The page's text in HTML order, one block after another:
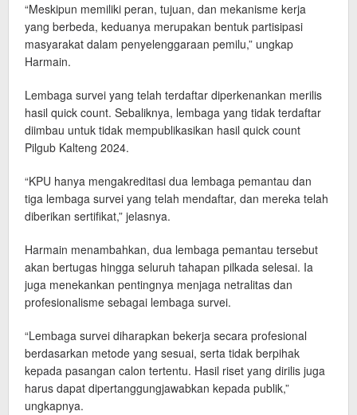
“Meskipun memiliki peran, tujuan, dan mekanisme kerja
yang berbeda, keduanya merupakan bentuk partisipasi
masyarakat dalam penyelenggaraan pemilu,” ungkap
Harmain.
Lembaga survei yang telah terdaftar diperkenankan merilis
hasil quick count. Sebaliknya, lembaga yang tidak terdaftar
diimbau untuk tidak mempublikasikan hasil quick count
Pilgub Kalteng 2024.
“KPU hanya mengakreditasi dua lembaga pemantau dan
tiga lembaga survei yang telah mendaftar, dan mereka telah
diberikan sertifikat,” jelasnya.
Harmain menambahkan, dua lembaga pemantau tersebut
akan bertugas hingga seluruh tahapan pilkada selesai. Ia
juga menekankan pentingnya menjaga netralitas dan
profesionalisme sebagai lembaga survei.
“Lembaga survei diharapkan bekerja secara profesional
berdasarkan metode yang sesuai, serta tidak berpihak
kepada pasangan calon tertentu. Hasil riset yang dirilis juga
harus dapat dipertanggungjawabkan kepada publik,”
ungkapnya.